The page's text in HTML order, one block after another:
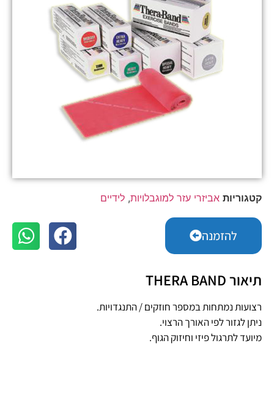
קטגוריות אביזרי עזר למוגבלויות, לידיים
להזמנה
תיאור THERA BAND
רצועות נמתחות במספר חוזקים / התנגדויות.
ניתן לגזור לפי האורך הרצוי.
מיועד לתרגול פיזי וחיזוק הגוף.